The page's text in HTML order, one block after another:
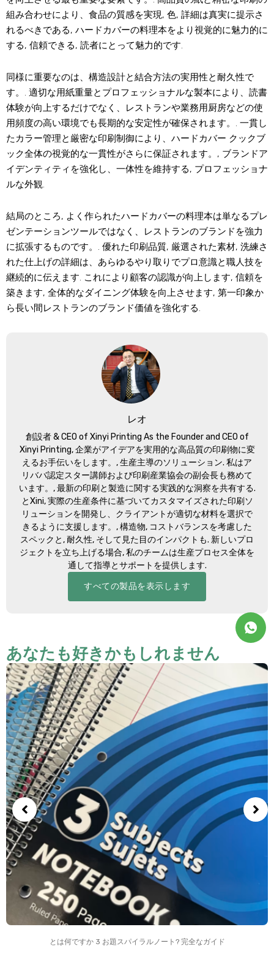
組み合わせにより、食品の質感を実現, 色, 詳細は真実に提示さ
れるべきである, ハードカバーの料理本をより視覚的に魅力的に
する, 信頼できる, 読者にとって魅力的です.
同様に重要なのは、構造設計と結合方法の実用性と耐久性で
す。. 適切な用紙重量とプロフェッショナルな製本により、読書
体験が向上するだけでなく、レストランや業務用厨房などの使
用頻度の高い環境でも長期的な安定性が確保されます。. 一貫し
たカラー管理と厳密な印刷制御により、ハードカバー クックブ
ック全体の視覚的な一貫性がさらに保証されます。, ブランドア
イデンティティを強化し、一体性を維持する, プロフェッショナ
ルな外観.
結局のところ, よく作られたハードカバーの料理本は単なるプレ
ゼンテーションツールではなく、レストランのブランドを強力
に拡張するものです。. 優れた印刷品質, 厳選された素材, 洗練さ
れた仕上げの詳細は、あらゆるやり取りでプロ意識と職人技を
継続的に伝えます. これにより顧客の認識が向上します, 信頼を
築きます, 全体的なダイニング体験を向上させます, 第一印象か
ら長い間レストランのブランド価値を強化する.
レオ
創設者 &CEO of Xinyi Printing As the Founder and CEO of
Xinyi Printing, 企業がアイデアを実用的な高品質の印刷物に変
えるお手伝いをします。, 生産主導のソリューション. 私はア
リババ認定スター講師および印刷産業協会の副会長も務めて
います。, 最新の印刷と製造に関する実践的な洞察を共有する.
とXini, 実際の生産条件に基づいてカスタマイズされた印刷ソ
リューションを開発し、クライアントが適切な材料を選択で
きるように支援します。, 構造物, コストバランスを考慮した
スペックと, 耐久性, そして見た目のインパクトも. 新しいプロ
ジェクトを立ち上げる場合, 私のチームは生産プロセス全体を
通して指導とサポートを提供します.
すべての製品を表示します
あなたも好きかもしれません
とは何ですか 3 お題スパイラルノート? 完全なガイド